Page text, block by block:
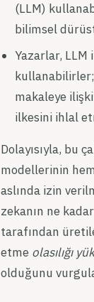
(LLM)
bilimsel
Yazarlar, LLM
kullanabilirler;
makaleye
ilkesini ihlal
Dolayısıyla, bu
modellerinin
aslında izin
zekanın ne
tarafından
etme olasılığı
olduğunu